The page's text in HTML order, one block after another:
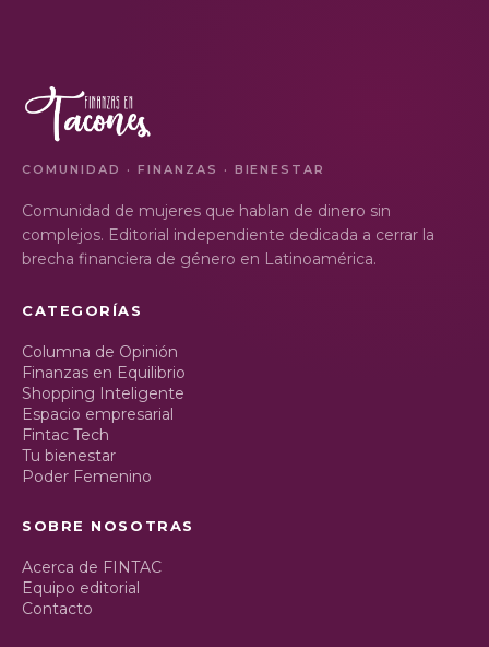
COMUNIDAD · FINANZAS · BIENESTAR
Comunidad de mujeres que hablan de dinero sin
complejos. Editorial independiente dedicada a cerrar la
brecha financiera de género en Latinoamérica.
CATEGORÍAS
Columna de Opinión
Finanzas en Equilibrio
Shopping Inteligente
Espacio empresarial
Fintac Tech
Tu bienestar
Poder Femenino
SOBRE NOSOTRAS
Acerca de FINTAC
Equipo editorial
Contacto